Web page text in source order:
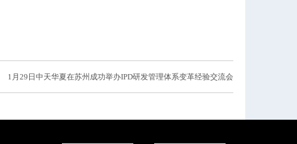
1月29日中天华夏在苏州成功举办IPD研发管理体系变革经验交流会